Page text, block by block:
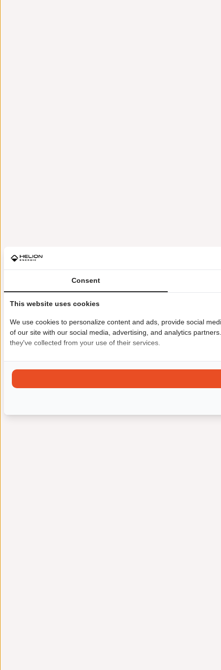
Consent
This website uses cookies
We use cookies to personalize content and ads, provide social
of our site with our social media, advertising, and analytics
they've collected from your use of their services.